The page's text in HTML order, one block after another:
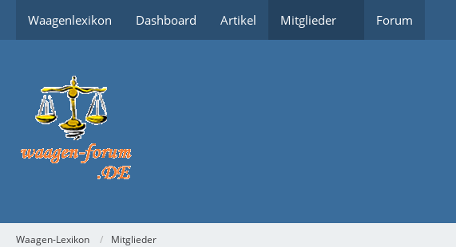
Waagenlexikon Dashboard Artikel Mitglieder Forum
Waagen-Lexikon Mitglieder